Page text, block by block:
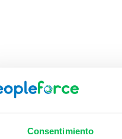
Consentimiento